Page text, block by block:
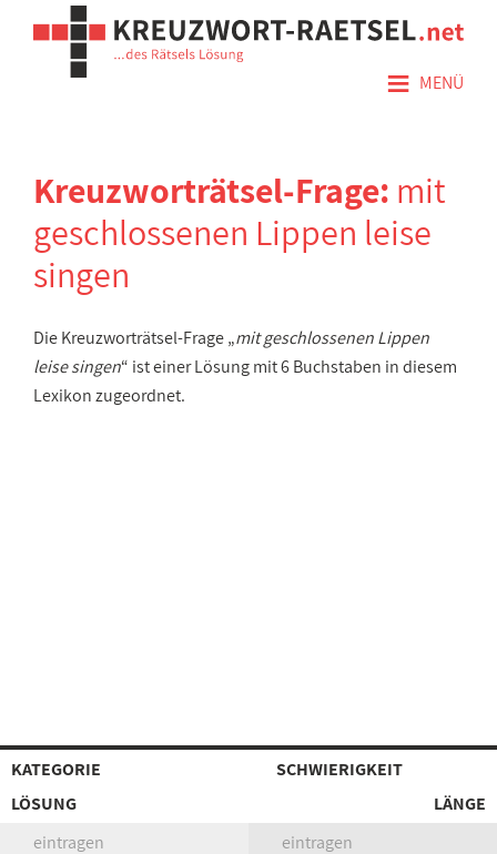
≡ MENÜ
Kreuzworträtsel-Frage: mit
geschlossenen Lippen leise
singen
Die Kreuzworträtsel-Frage „mit geschlossenen Lippen
leise singen“ ist einer Lösung mit 6 Buchstaben in diesem
Lexikon zugeordnet.
KATEGORIE
SCHWIERIGKEIT
LÖSUNG
LÄNGE
eintragen
eintragen